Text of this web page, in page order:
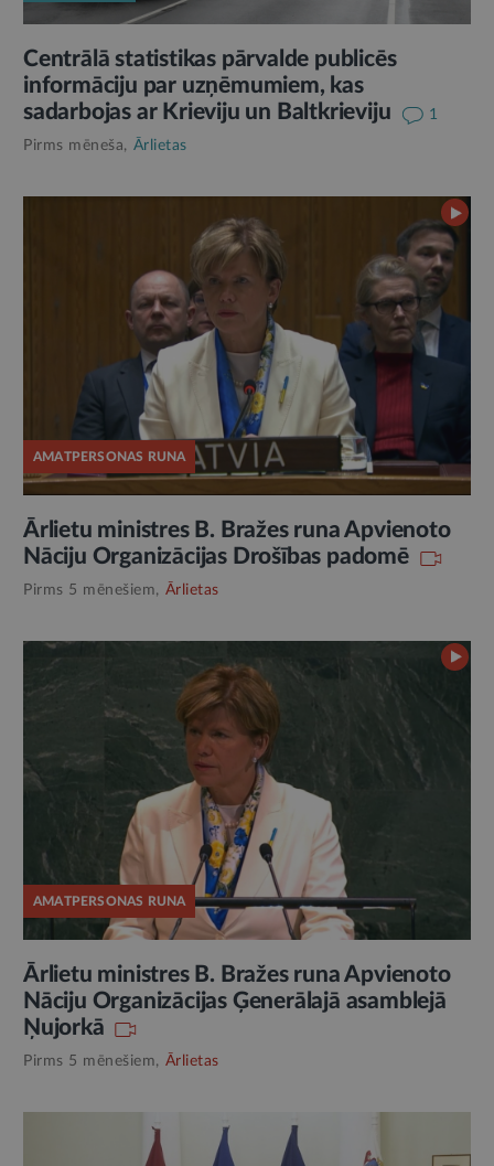
Centrālā statistikas pārvalde publicēs
informāciju par uzņēmumiem, kas
sadarbojas ar Krieviju un Baltkrieviju
1
Pirms mēneša, Ārlietas
AMATPERSONAS RUNA
Ārlietu ministres B. Bražes runa Apvienoto
Nāciju Organizācijas Drošības padomē
Pirms 5 mēnešiem, Ārlietas
AMATPERSONAS RUNA
Ārlietu ministres B. Bražes runa Apvienoto
Nāciju Organizācijas Ģenerālajā asamblejā
Ņujorkā
Pirms 5 mēnešiem, Ārlietas